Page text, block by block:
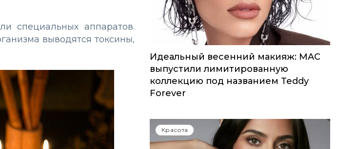
специальных аппаратов.
выводятся токсины,
Идеальный весенний макияж: MAC
выпустили лимитированную
коллекцию под названием Teddy
Forever
Красота